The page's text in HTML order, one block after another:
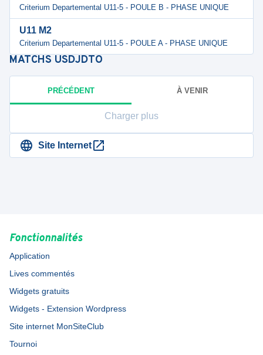
Criterium Departemental U11-5 - POULE B - PHASE UNIQUE
U11 M2
Criterium Departemental U11-5 - POULE A - PHASE UNIQUE
MATCHS USDJDTO
PRÉCÉDENT À VENIR
Charger plus
Site Internet
Fonctionnalités
Application
Lives commentés
Widgets gratuits
Widgets - Extension Wordpress
Site internet MonSiteClub
Tournoi